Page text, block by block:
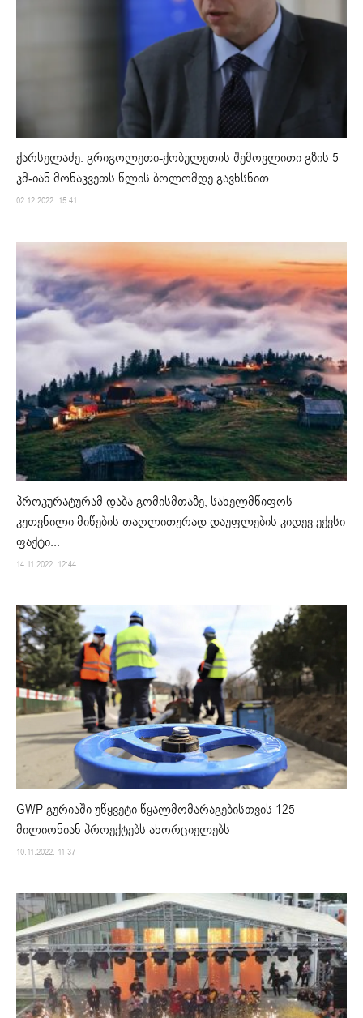
ქარსელაძე: გრიგოლეთი-ქობულეთის შემოვლითი გზის 5
კმ-იან მონაკვეთს წლის ბოლომდე გავხსნით
02.12.2022. 15:41
პროკურატურამ დაბა გომისმთაზე, სახელმწიფოს
კუთვნილი მიწების თაღლითურად დაუფლების კიდევ ექვსი
ფაქტი...
14.11.2022. 12:44
GWP გურიაში უწყვეტი წყალმომარაგებისთვის 125
მილიონიან პროექტებს ახორციელებს
10.11.2022. 11:37